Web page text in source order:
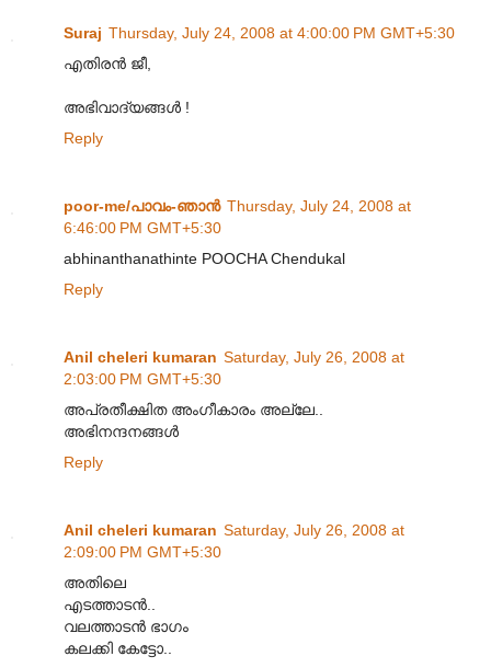
Suraj Thursday, July 24, 2008 at 4:00:00 PM GMT+5:30
എതിരന്‍ ജീ,
അഭിവാദ്യങ്ങള്‍ !
Reply
poor-me/പാവം-ഞാന്‍ Thursday, July 24, 2008 at
6:46:00 PM GMT+5:30
abhinanthanathinte POOCHA Chendukal
Reply
Anil cheleri kumaran Saturday, July 26, 2008 at
2:03:00 PM GMT+5:30
അപ്രതീക്ഷിത അംഗീകാരം അല്ലേ..
അഭിനന്ദനങ്ങള്‍
Reply
Anil cheleri kumaran Saturday, July 26, 2008 at
2:09:00 PM GMT+5:30
അതിലെ
എടത്താടന്‍..
വലത്താടന്‍ ഭാഗം
കലക്കി കേട്ടോ..